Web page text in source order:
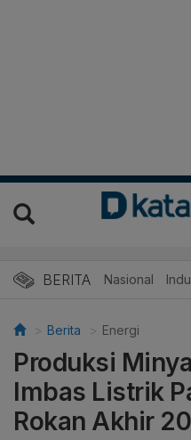
BERITA Nasional
Berita Energi
Produksi
Imbas Listrik
Rokan Akhir